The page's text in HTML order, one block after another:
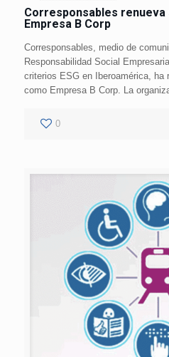
Corresponsables
Empresa B Corp
Corresponsables, medio de
Responsabilidad Social
criterios ESG en Iberoamérica, ha
como Empresa B Corp. La
0